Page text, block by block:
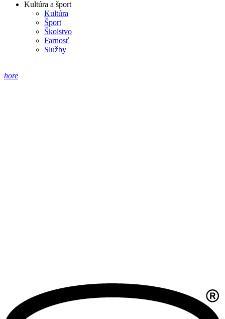
Kultúra a šport
Kultúra
Šport
Školstvo
Farnosť
Služby
hore